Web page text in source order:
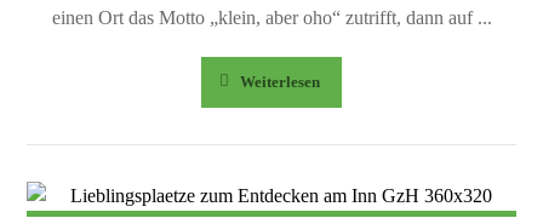
einen Ort das Motto „klein, aber oho“ zutrifft, dann auf ...
Weiterlesen